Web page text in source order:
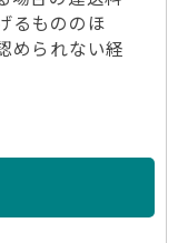
るもののほ
められない経